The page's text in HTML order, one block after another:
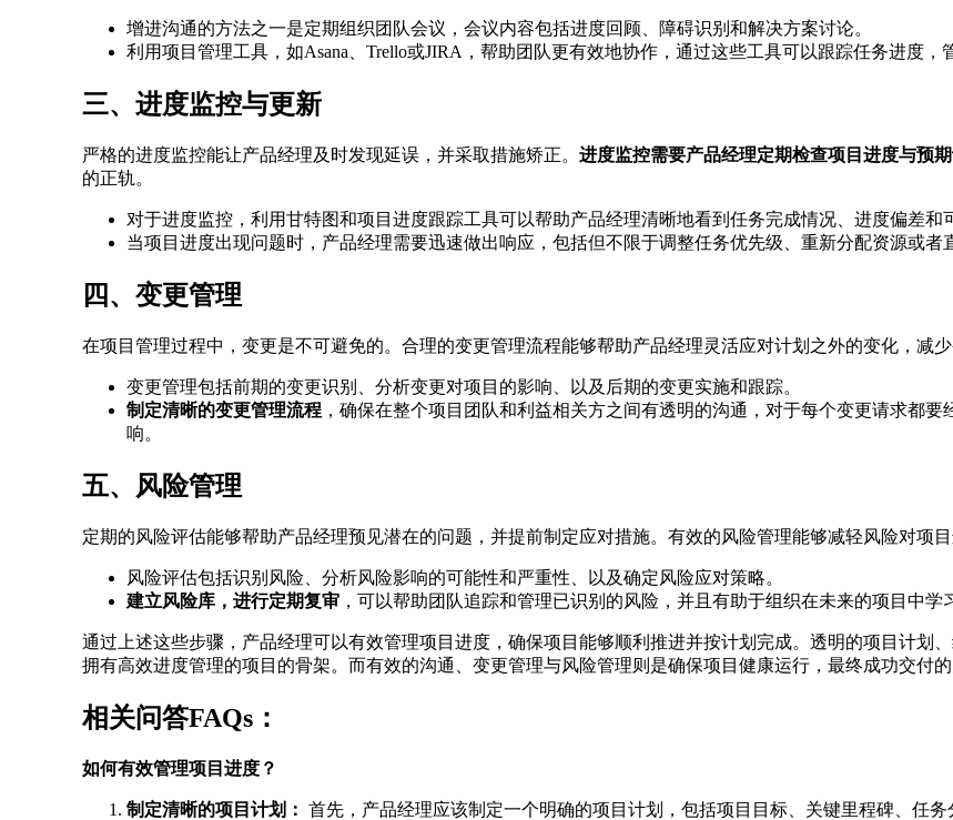
增进沟通的方法之一是定期组织团队会议，会议内容包括进度回顾、障碍识别和解决方案讨论。
利用项目管理工具，如Asana、Trello或JIRA，帮助团队更有效地协作，通过这些工具可以跟踪任务进度，
三、进度监控与更新
严格的进度监控能让产品经理及时发现延误，并采取措施矫正。进度监控需要产品经理定期检查项目进度与预
的正轨。
对于进度监控，利用甘特图和项目进度跟踪工具可以帮助产品经理清晰地看到任务完成情况、进度偏差和
当项目进度出现问题时，产品经理需要迅速做出响应，包括但不限于调整任务优先级、重新分配资源或者
四、变更管理
在项目管理过程中，变更是不可避免的。合理的变更管理流程能够帮助产品经理灵活应对计划之外的变化，减
变更管理包括前期的变更识别、分析变更对项目的影响、以及后期的变更实施和跟踪。
制定清晰的变更管理流程 ，确保在整个项目团队和利益相关方之间有透明的沟通，对于每个变更请求都
响。
五、风险管理
定期的风险评估能够帮助产品经理预见潜在的问题，并提前制定应对措施。有效的风险管理能够减轻风险对项
风险评估包括识别风险、分析风险影响的可能性和严重性、以及确定风险应对策略。
建立风险库，进行定期复审 ，可以帮助团队追踪和管理已识别的风险，并且有助于组织在未来的项目中学
通过上述这些步骤，产品经理可以有效管理项目进度，确保项目能够顺利推进并按计划完成。透明的项目计划
拥有高效进度管理的项目的骨架。而有效的沟通、变更管理与风险管理则是确保项目健康运行，最终成功交付的
相关问答FAQs：
如何有效管理项目进度？
制定清晰的项目计划： 首先，产品经理应该制定一个明确的项目计划，包括项目目标、关键里程碑、任